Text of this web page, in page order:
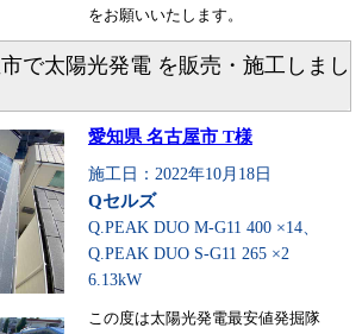
をお願いいたします。
で太陽光発電 を販売・施工しまし
愛知県 名古屋市 T様
施工日：2022年10月18日
Qセルズ
Q.PEAK DUO M-G11 400 ×14、
Q.PEAK DUO S-G11 265 ×2
6.13kW
この度は太陽光発電最安値発掘隊